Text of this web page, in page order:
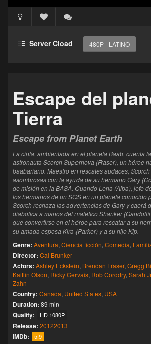
Haz clic 3 veces en el botón para
reproductor
Clics: 0/3
El acceso expira en 1
Server Cload 480P - LATINO
Escape del
Tierra
Escape from Planet Earth
La cinta, ambientada en el planeta Baab, cuenta
astronauta Scorch Supernova (Fraser), un héroe
baabariano. Maestro en rescates audaces,
asombrosas con la ayuda de su hermano Gary
de misión en la BASA. Cuando Lena (Alba), jefe
los hermanos de un SOS en un planeta conocido
Scorch rechaza las advertencias de Gary y caerá
diabólica a manos del maléfico Shanker
que convertirse en el héroe para rescatar a su
su amada esposa Kira (Parker) y a su hijo Kip.
Genre: Aventura, Ciencia ficción, Comedia,
Director: Cal Brunker
Actors: Ashley Eckstein, Brendan Fraser, Gregg
Kaitlin Olson, Ricky Gervais, Rob Corddry, Sarah
Zahn
Country: Canada, United States, USA
Duration: 89 min
Quality: HD 1080P
Release: 20122013
IMDb: 5.9